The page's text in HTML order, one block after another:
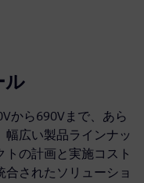
ル
から690Vまで、あら
広い製品ラインナッ
の計画と実施コスト
されたソリューショ